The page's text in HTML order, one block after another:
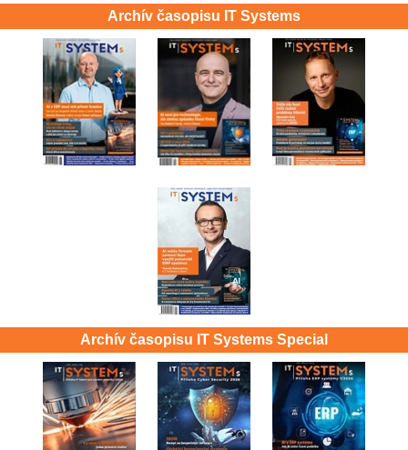
Archív časopisu IT Systems
Archív časopisu IT Systems Special